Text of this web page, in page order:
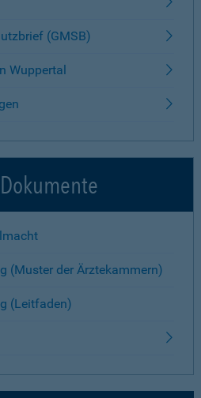
(GMSB)
Wuppertal
(Muster der Ärztekammern)
(Leitfaden)